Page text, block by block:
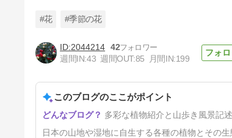
ミア（アメリカシャクナゲ、
Kalmia ）
53日前
#花 #季節の花
2044214 42
週間IN:43 週間OUT:85 月間IN:199
このブログのここがポイント
多彩な植物紹介と山歩き風景記述
日本の山地や湿地に自生する各種の植物とその